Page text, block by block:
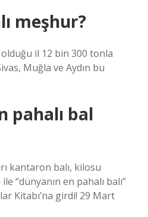
meşhur?
il 12 bin 300 tonla
Muğla ve Aydın bu
pahalı bal
kantaron balı, kilosu
“dünyanın en pahalı balı”
Kitabı’na girdi! 29 Mart